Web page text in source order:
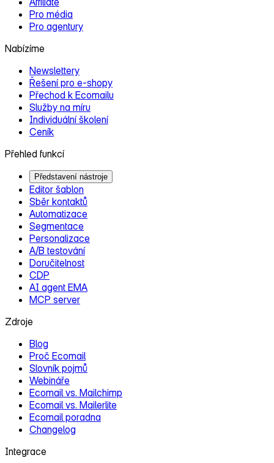
Pro média
Pro agentury
Nabízíme
Newslettery
Řešení pro e‑shopy
Přechod k Ecomailu
Služby na míru
Individuální školení
Ceník
Přehled funkcí
Představení nástroje
Editor šablon
Sběr kontaktů
Automatizace
Segmentace
Personalizace
A/B testování
Doručitelnost
CDP
AI agent EMA
MCP server
Zdroje
Blog
Proč Ecomail
Slovník pojmů
Webináře
Ecomail vs. Mailchimp
Ecomail vs. Mailerlite
Ecomail poradna
Changelog
Integrace